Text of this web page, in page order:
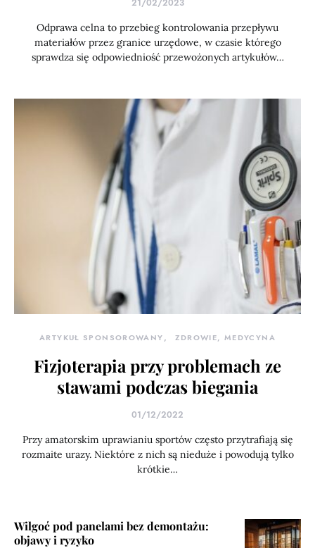
21/02/2023
Odprawa celna to przebieg kontrolowania przepływu
materiałów przez granice urzędowe, w czasie którego
sprawdza się odpowiedniość przewożonych artykułów…
ARTYKUŁ SPONSOROWANY ZDROWIE, MEDYCYNA
Fizjoterapia przy problemach ze
stawami podczas biegania
01/12/2022
Przy amatorskim uprawianiu sportów często przytrafiają się
rozmaite urazy. Niektóre z nich są nieduże i powodują tylko
krótkie…
Wilgoć pod panelami bez demontażu:
objawy i ryzyko